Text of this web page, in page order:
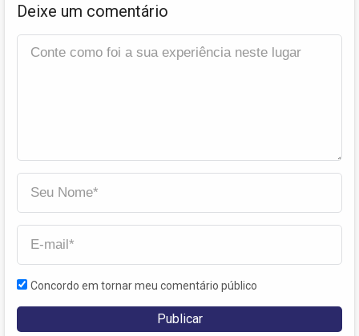
Deixe um comentário
Concordo em tornar meu comentário público